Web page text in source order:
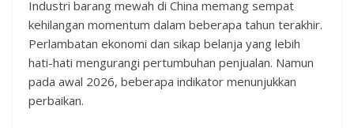
Industri barang mewah di China memang sempat
kehilangan momentum dalam beberapa tahun terakhir.
Perlambatan ekonomi dan sikap belanja yang lebih
hati-hati mengurangi pertumbuhan penjualan. Namun
pada awal 2026, beberapa indikator menunjukkan
perbaikan.